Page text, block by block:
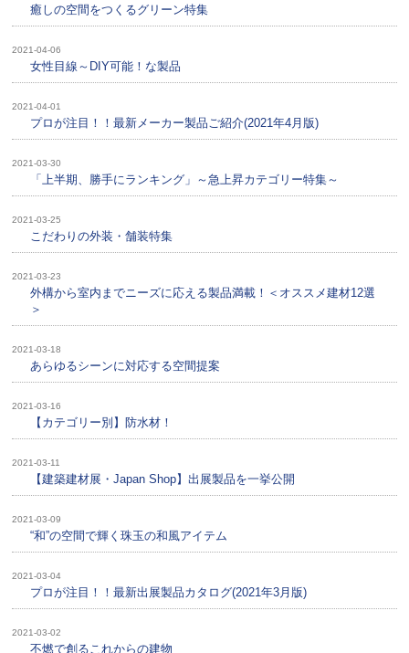
癒しの空間をつくるグリーン特集
2021-04-06
女性目線～DIY可能！な製品
2021-04-01
プロが注目！！最新メーカー製品ご紹介(2021年4月版)
2021-03-30
「上半期、勝手にランキング」～急上昇カテゴリー特集～
2021-03-25
こだわりの外装・舗装特集
2021-03-23
外構から室内までニーズに応える製品満載！＜オススメ建材12選
＞
2021-03-18
あらゆるシーンに対応する空間提案
2021-03-16
【カテゴリー別】防水材！
2021-03-11
【建築建材展・Japan Shop】出展製品を一挙公開
2021-03-09
“和”の空間で輝く珠玉の和風アイテム
2021-03-04
プロが注目！！最新出展製品カタログ(2021年3月版)
2021-03-02
不燃で創るこれからの建物